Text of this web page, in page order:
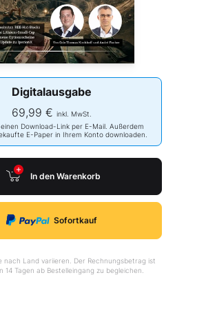
Digitalausgabe
69,99 € inkl. MwSt.
Download-Link per E-Mail. Außerdem
E-Paper in Ihrem Konto downloaden.
In den Warenkorb
Sofortkauf
nach Land variieren. Der Rechnungsbetrag ist
14 Tagen ab Bestelleingang zu begleichen.